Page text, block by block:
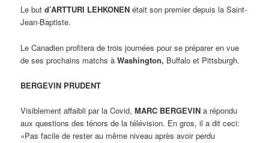
Le butd’ARTTURI LEHKONEN était son premier depuis la Saint-
Jean-Baptiste.
Le Canadien profitera de trois journées pour se préparer en vue
de ses prochains matchs àWashington, Buffalo et Pittsburgh.
BERGEVIN PRUDENT
Visiblement affaibli par la Covid,MARC BERGEVIN a répondu
aux questions des ténors de la télévision. En gros, il a dit ceci:
«Pas facile de rester au même niveau après avoir perdu